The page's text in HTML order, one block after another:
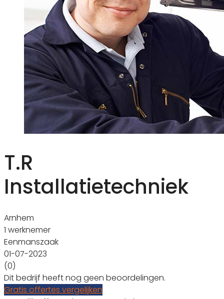
T.R
Installatietechniek
Arnhem
1 werknemer
Eenmanszaak
01-07-2023
(0)
Dit bedrijf heeft nog geen beoordelingen.
Gratis offertes vergelijken